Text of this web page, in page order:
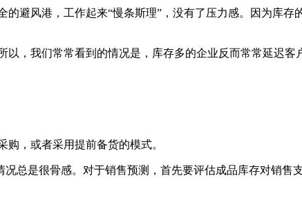
风港，工作起来“慢条斯理”，没有了压力感。因为库存
我们常常看到的情况是，库存多的企业反而常常延迟客
，或者采用提前备货的模式。
总是很骨感。对于销售预测，首先要评估成品库存对销售